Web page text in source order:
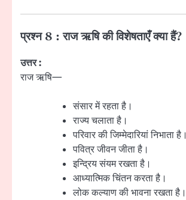
प्रश्न 8 : राज ऋषि की विशेषताएँ क्या हैं?
उत्तर :
राज ऋषि—
संसार में रहता है।
राज्य चलाता है।
परिवार की जिम्मेदारियां निभाता है।
पवित्र जीवन जीता है।
इन्द्रिय संयम रखता है।
आध्यात्मिक चिंतन करता है।
लोक कल्याण की भावना रखता है।